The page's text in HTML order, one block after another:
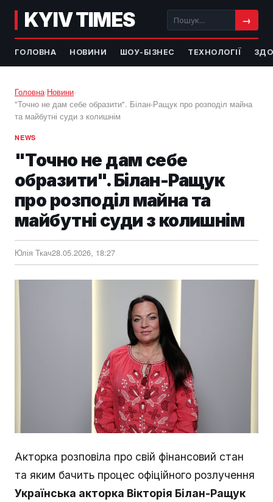
KYIV TIMES →
ГОЛОВНА НОВИНИ ШОУ-БІЗНЕС ТЕХНОЛОГІЇ
Головна›Новини›
"Точно не дам себе образити". Білан-Ращук про розподіл майна
та майбутні суди з колишнім
NEWS
"Точно не дам себе
образити". Білан-Ращук
про розподіл майна та
майбутні суди з колишнім
Юлія Ткач28.05.2026, 18:27
Акторка розповіла про свій фінансовий стан
та яким бачить процес офіційного розлучення
Українська акторка Вікторія Білан-Ращук